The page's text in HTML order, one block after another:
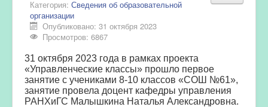
Категория: Сведения об образовательной
организации
Опубликовано: 31 октября 2023
Просмотров: 6867
31 октября 2023 года в рамках проекта
«Управленческие классы» прошло первое
занятие с учениками 8-10 классов «СОШ №61»,
занятие провела доцент кафедры управления
РАНХиГС Малышкина Наталья Александровна.